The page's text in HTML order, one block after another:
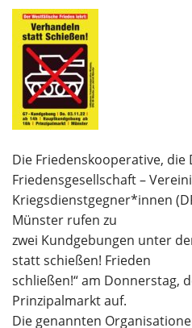
Die Friedenskooperative, die
Friedensgesellschaft –
Kriegsdienstgegner*innen
Münster rufen zu
zwei Kundgebungen unter
statt schießen! Frieden
schließen!“ am Donnerstag,
Prinzipalmarkt auf.
Die genannten